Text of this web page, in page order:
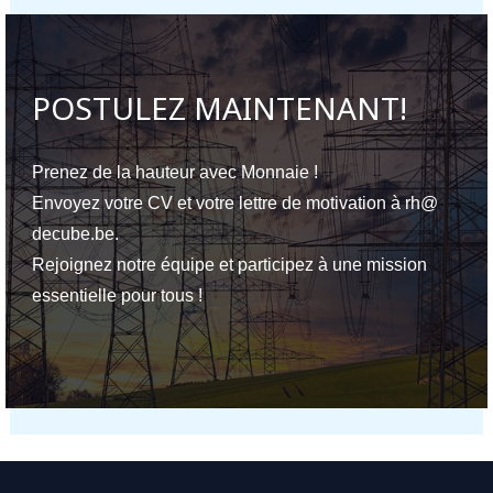
POSTULEZ MAINTENANT!
Prenez de la hauteur avec Monnaie !
Envoyez votre CV et votre lettre de motivation à rh@
decube.be.
Rejoignez notre équipe et participez à une mission
essentielle pour tous !